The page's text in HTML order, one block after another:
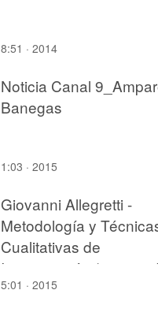
8:51 · 2014
Noticia Canal
Banegas
1:03 · 2015
Giovanni Allegretti -
Metodología y
Cualitativas de
Investigación (parte 3
4)
5:01 · 2015